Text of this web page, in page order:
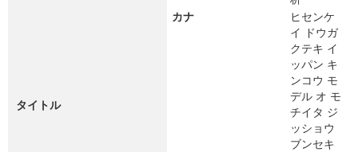
タイトル
カナ
ヒセンケ
イ ドウガ
クテキ イ
ッパン キ
ンコウ モ
デル オ モ
チイタ ジ
ッショウ
ブンセキ